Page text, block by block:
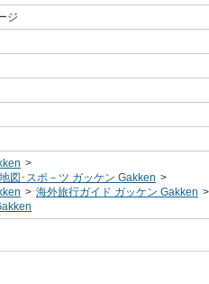
ジ
>
図･スポ－ツ ガッケン Gakken >
> 海外旅行ガイド ガッケン Gakken >